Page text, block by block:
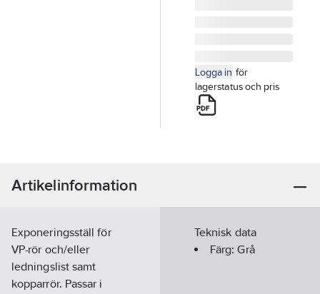
Logga in för
lagerstatus och pris
Artikelinformation
Exponeringsställ för
VP-rör och/eller
ledningslist samt
kopparrör. Passar i
Teknisk data
Färg:Grå